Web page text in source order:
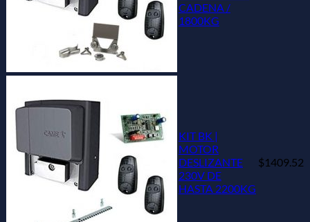
CADENA /
1800KG
KIT BK |
MOTOR
DESLIZANTE
230V DE
HASTA 2200KG
$1409.52